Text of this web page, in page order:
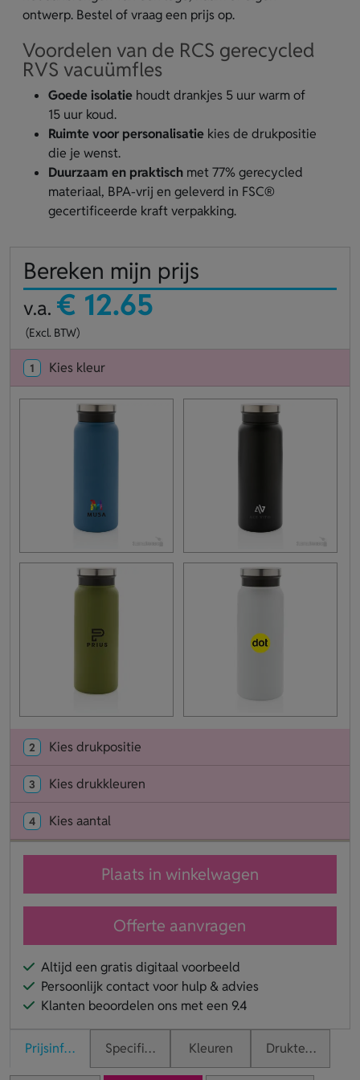
ontwerp. Bestel of vraag een prijs op.
Voordelen van de RCS gerecycled
RVS vacuümfles
Goede isolatie houdt drankjes 5 uur warm of
15 uur koud.
Ruimte voor personalisatie kies de drukpositie
die je wenst.
Duurzaam en praktisch met 77% gerecycled
materiaal, BPA-vrij en geleverd in FSC®
gecertificeerde kraft verpakking.
Bereken mijn prijs
v.a. € 12.65
(Excl. BTW)
1 Kies kleur
2 Kies drukpositie
3 Kies drukkleuren
4 Kies aantal
Plaats in winkelwagen
Offerte aanvragen
Altijd een gratis digitaal voorbeeld
Persoonlijk contact voor hulp & advies
Klanten beoordelen ons met een 9.4
PrijsinformatieSpecificaties Kleuren Druktechnieken